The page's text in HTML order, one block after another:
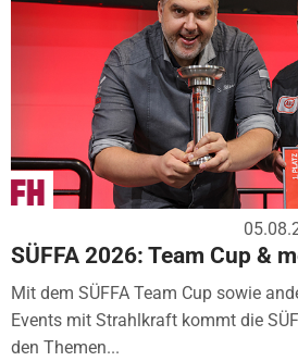
SÜFFA 2026: Team Cup &
Mit dem SÜFFA Team Cup sowie
Events mit Strahlkraft kommt die
den Themen...